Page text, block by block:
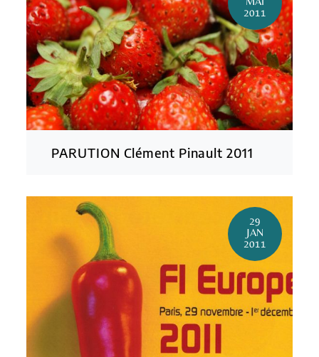
2011
PARUTION Clément Pinault 2011
29
JAN
2011